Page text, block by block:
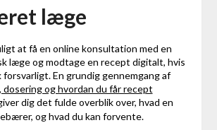
læge
at få en online konsultation med en
læge og modtage en recept digitalt, hvis
En grundig gennemgang af
dosering og hvordan du får recept
dig det fulde overblik over, hvad en
og hvad du kan forvente.